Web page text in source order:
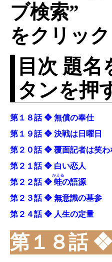
ブ検索”
をクリッ
目次 題
タンを押
第１８話 ❖ 無償の奉仕
第１９話 ❖ 決戦は日曜日
第２０話 ❖ 覆面記者は笑わ
第２１話 ❖ 白い恋人
第２２話 ❖ 蛙
かえる
の語源
第２３話 ❖ 無意識の墓参
第２４話 ❖ 人生の定量
第１８話